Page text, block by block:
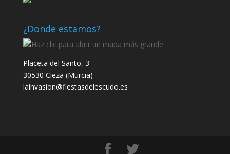
¿Donde estamos?
Placeta del Santo, 3
30530 Cieza (Murcia)
lainvasion@fiestasdelescudo.es